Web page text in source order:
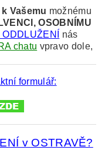
k Vašemu možnému
OSOBNÍMU
nás
chatu vpravo dole,
formulář:
v OSTRAVĚ?